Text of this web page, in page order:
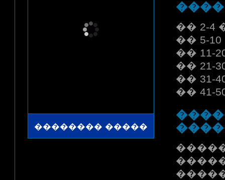
�� 2-4
�� 5-
�� 11-
�� 21-
�� 31-
�� 41-